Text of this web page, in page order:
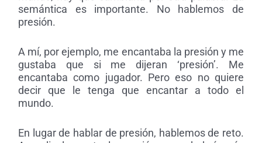
semántica es importante. No hablemos de
presión.
A mí, por ejemplo, me encantaba la presión y me
gustaba que si me dijeran ‘presión’. Me
encantaba como jugador. Pero eso no quiere
decir que le tenga que encantar a todo el
mundo.
En lugar de hablar de presión, hablemos de reto.